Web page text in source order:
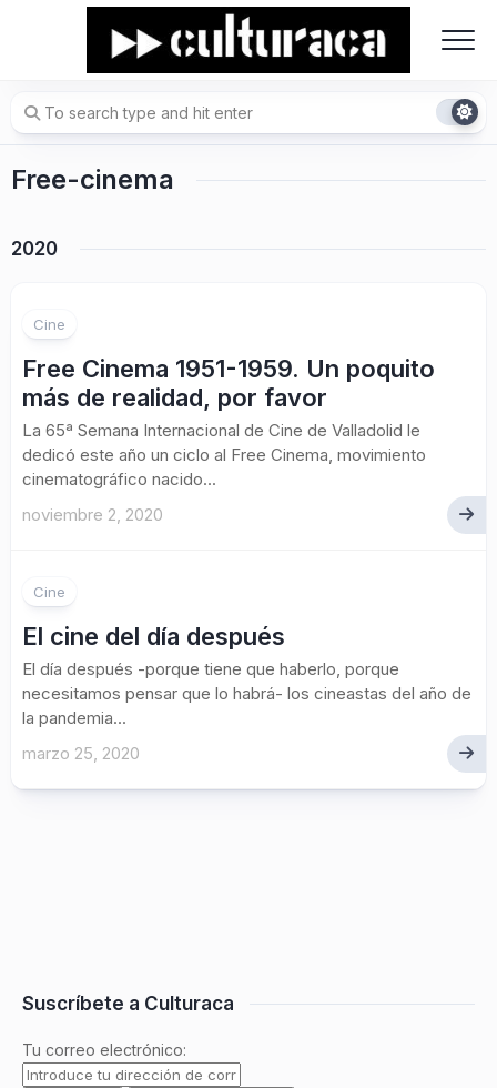
Free-cinema
2020
Cine
Free Cinema 1951-1959. Un poquito
más de realidad, por favor
La 65ª Semana Internacional de Cine de Valladolid le
dedicó este año un ciclo al Free Cinema, movimiento
cinematográfico nacido...
noviembre 2, 2020
Cine
El cine del día después
El día después -porque tiene que haberlo, porque
necesitamos pensar que lo habrá- los cineastas del año de
la pandemia...
marzo 25, 2020
Suscríbete a Culturaca
Tu correo electrónico: